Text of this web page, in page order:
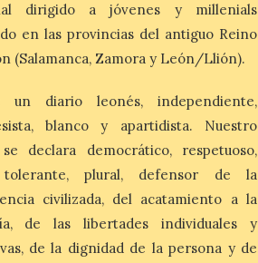
partir de las 23:00 horas,
en la Plaza Mayor de la
ciudad. El Salón de Plenos
del Ayuntamiento de La Bañeza ha
acogido esta mañana la presentación
“Mirar un eclipse sin
protección adecuada
puede causar daños
irreversibles en la retina”
6 Ago 2026
La retinopatía solar puede
dirigido a jóvenes y millenials
en las provincias del antiguo Reino
(Salamanca, Zamora y León/Llión).
un diario leonés, independiente,
blanco y apartidista. Nuestro
declara democrático, respetuoso,
tolerante, plural, defensor de la
civilizada, del acatamiento a la
de las libertades individuales y
de la dignidad de la persona y de